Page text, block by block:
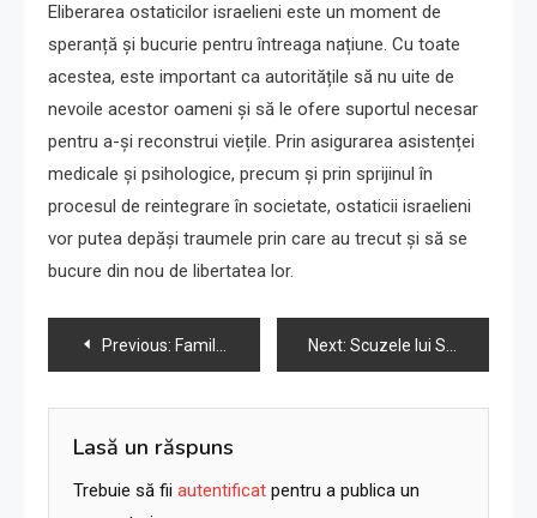
Eliberarea ostaticilor israelieni este un moment de
speranță și bucurie pentru întreaga națiune. Cu toate
acestea, este important ca autoritățile să nu uite de
nevoile acestor oameni și să le ofere suportul necesar
pentru a-și reconstrui viețile. Prin asigurarea asistenței
medicale și psihologice, precum și prin sprijinul în
procesul de reintegrare în societate, ostaticii israelieni
vor putea depăși traumele prin care au trecut și să se
bucure din nou de libertatea lor.
Navigare
în
articole
Previous: Familia israeliană ucisă accidental de soldați critică reacția lui Netanyahu Next: Scuzele lui Susan Sarandon după discursul pro-palestinian care a stârnit reacții antisemite
Lasă un răspuns
Trebuie să fii autentificat pentru a publica un